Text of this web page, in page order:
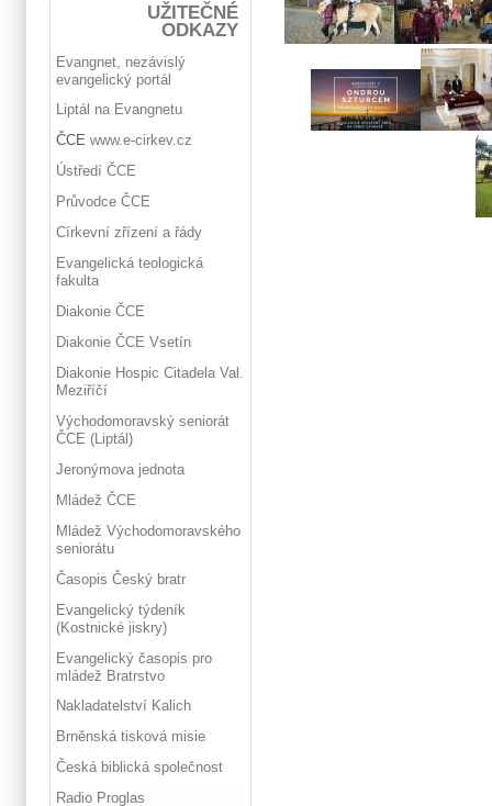
UŽITEČNÉ
ODKAZY
Evangnet, nezávislý
evangelický portál
Liptál na Evangnetu
ČCE www.e-cirkev.cz
Ústředí ČCE
Průvodce ČCE
Církevní zřízení a řády
Evangelická teologická
fakulta
Diakonie ČCE
Diakonie ČCE Vsetín
Diakonie Hospic Citadela Val.
Meziříčí
Východomoravský seniorát
ČCE (Liptál)
Jeronýmova jednota
Mládež ČCE
Mládež Východomoravského
seniorátu
Časopis Český bratr
Evangelický týdeník
(Kostnické jiskry)
Evangelický časopis pro
mládež Bratrstvo
Nakladatelství Kalich
Brněnská tisková misie
Česká biblická společnost
Radio Proglas